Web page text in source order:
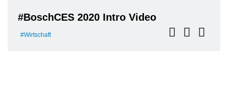
#BoschCES 2020 Intro Video
Wirtschaft